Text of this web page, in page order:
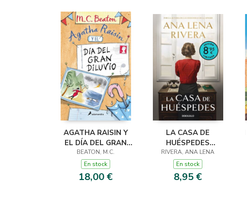
AGATHA RAISIN Y
EL DÍA DEL GRAN
DILUVIO (AGATHA
RAISIN 12)
BEATON, M.C.
En stock
18,00 €
LA CASA DE
HUÉSPEDES
(EDICIÓN LIMITADA ·
VERANO)
RIVERA, ANA LENA
En stock
8,95 €